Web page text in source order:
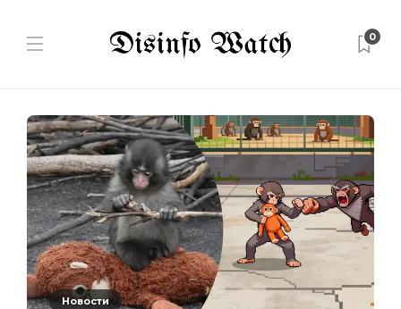
0
Новости